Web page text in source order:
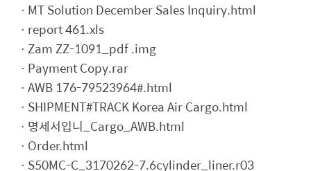
ㆍMT Solution December Sales Inquiry.html
ㆍreport 461.xls
ㆍZam ZZ-1091_pdf .img
ㆍPayment Copy.rar
ㆍAWB 176-79523964#.html
ㆍSHIPMENT#TRACK Korea Air Cargo.html
ㆍ명세서입니_Cargo_AWB.html
ㆍOrder.html
ㆍS50MC-C_3170262-7.6cylinder_liner.r03